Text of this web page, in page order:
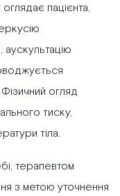
пацієнта,
аускультацію
огляд
тиску,
тіла.
терапевтом
з метою уточнення